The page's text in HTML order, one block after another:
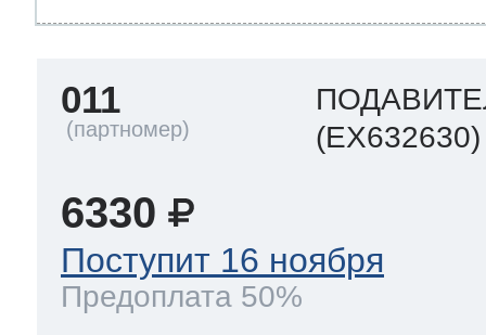
011
(EX632630)
6330
Поступит 16 ноября
Предоплата 50%